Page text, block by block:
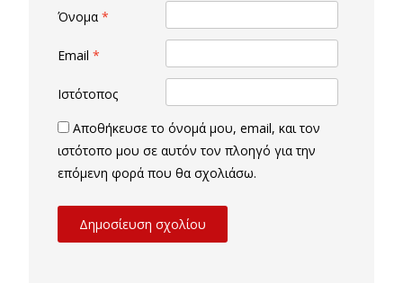
Όνομα *
Email *
Ιστότοπος
Αποθήκευσε το όνομά μου, email, και τον
ιστότοπο μου σε αυτόν τον πλοηγό για την
επόμενη φορά που θα σχολιάσω.